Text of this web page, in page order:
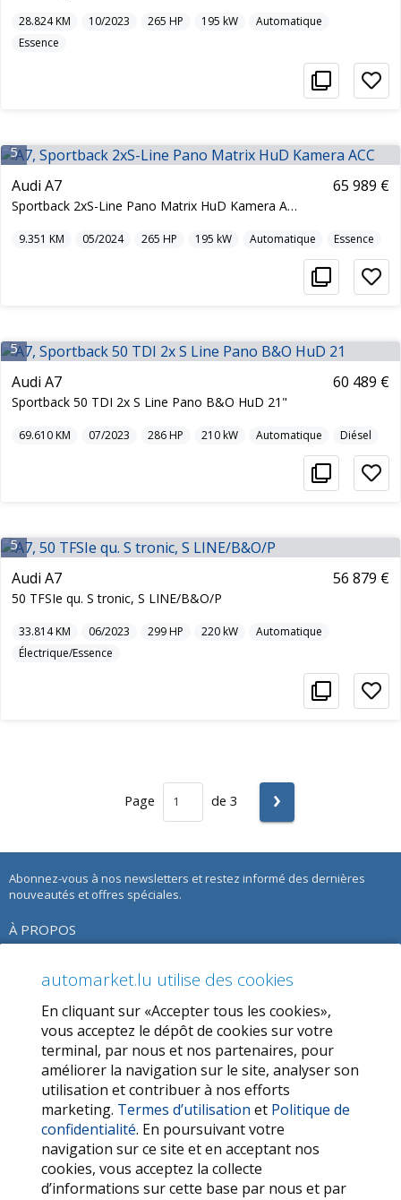
28.824KM 10/2023 265 HP 195 kW
Automatique
Essence
5
Audi A7
Sportback 2xS-Line Pano Matrix HuD Kamera ACC
65 989 €
9.351 KM 05/2024 265 HP 195 kW Automatique Essence
5
Audi A7
Sportback 50 TDI 2x S Line Pano B&O HuD 21"
60 489 €
69.610KM 07/2023 286HP 210kW Automatique Diésel
5
Audi A7
50 TFSIe qu. S tronic, S LINE/B&O/P
56 879 €
33.814KM 06/2023 299HP 220kW
Automatique
Électrique/Essence
Page de 3 ›
automarket.lu utilise des cookies
En cliquant sur «Accepter tous les cookies»,
vous acceptez le dépôt de cookies sur votre
terminal, par nous et nos partenaires, pour
améliorer la navigation sur le site, analyser son
utilisation et contribuer à nos efforts
marketing. Termes d’utilisation et Politique de
confidentialité. En poursuivant votre
navigation sur ce site et en acceptant nos
cookies, vous acceptez la collecte
d’informations sur cette base par nous et par
Abonnez-vous à nos newsletters et restez informé des dernières
nouveautés et offres spéciales.
À PROPOS
Termes d’utilisation
Politique de confidentialité
SERVICES
Contactez-nous
Mes favoris